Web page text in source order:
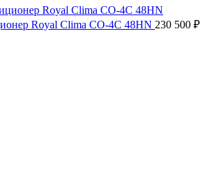
Royal Clima CO-4C 48HN 230 500 ₽